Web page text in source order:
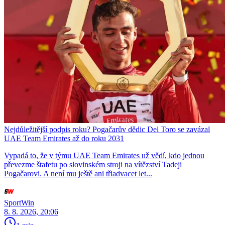
Nejdůležitější podpis roku? Pogačarův dědic Del Toro se zavázal
UAE Team Emirates až do roku 2031
Vypadá to, že v týmu UAE Team Emirates už vědí, kdo jednou
převezme štafetu po slovinském stroji na vítězství Tadeji
Pogačarovi. A není mu ještě ani třiadvacet let...
SportWin
8. 8. 2026, 20:06